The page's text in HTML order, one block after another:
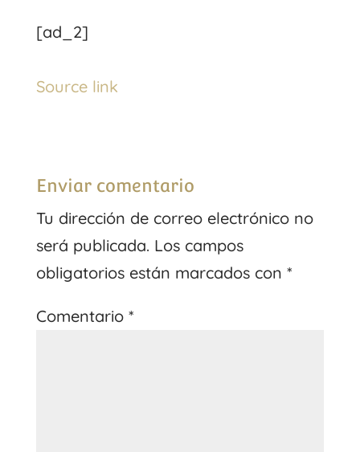
[ad_2]
Source link
Enviar comentario
Tu dirección de correo electrónico no
será publicada. Los campos
obligatorios están marcados con *
Comentario *